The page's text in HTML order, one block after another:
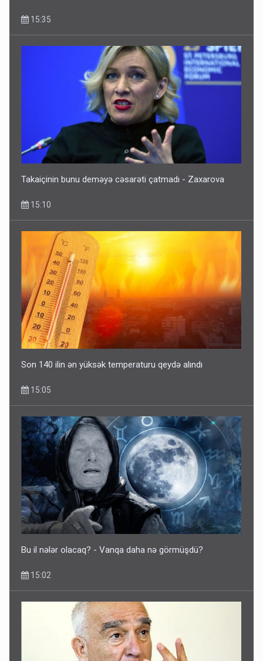
15:35
Takaiçinin bunu deməyə cəsarəti çatmadı - Zaxarova
15:10
Son 140 ilin ən yüksək temperaturu qeydə alındı
15:05
Bu il nələr olacaq? - Vanqa daha nə görmüşdü?
15:02